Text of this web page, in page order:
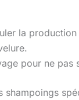
la production
pour ne pas
shampoings